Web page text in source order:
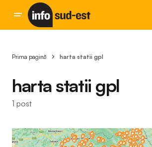
Prima pagină harta statii gpl
harta statii gpl
1 post